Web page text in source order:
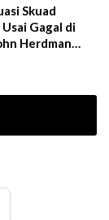
Skuad
Gagal di
Herdman